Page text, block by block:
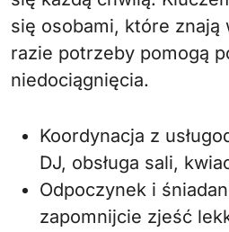
się osobami, które znają
razie potrzeby pomogą
niedociągnięcia.
Koordynacja z
DJ, obsługa sali,
Odpoczynek i
zapomnijcie zjeść